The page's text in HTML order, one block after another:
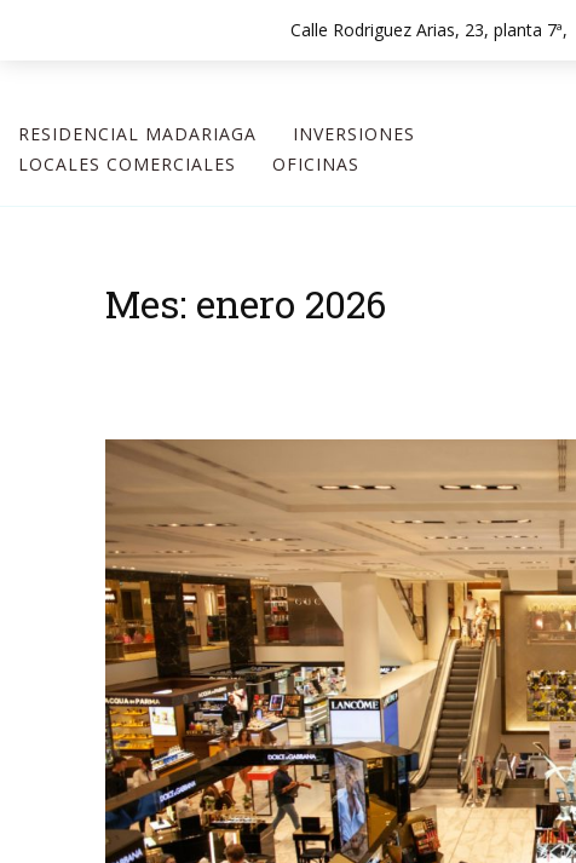
Calle Rodriguez Arias, 23, planta 7ª,
RESIDENCIAL MADARIAGA
INVERSIONES
LOCALES COMERCIALES
OFICINAS
Mes: enero 2026